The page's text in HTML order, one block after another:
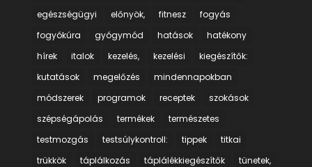
egészségügyi
előnyök, fitnesz
fogyás
fogyókúra
gyógymód hatások
hatékony
hírek
italok kezelés, kezelési
kiegészítők:
kutatások
megelőzés
mindennapokban
módszerek
programok receptek
szokások
szépségápolás
termékek
természetes
testmozgás
testsúlykontroll: tippek
titkai
trükkök
táplálkozás táplálékkiegészítők
tünetek,